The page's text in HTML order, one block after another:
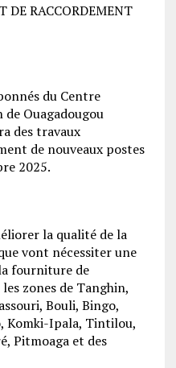
DE RACCORDEMENT
du Centre
Ouagadougou
des travaux
de nouveaux postes
2025.
la qualité de la
vont nécessiter une
fourniture de
zones de Tanghin,
Bouli, Bingo,
Komki-Ipala, Tintilou,
Pitmoaga et des